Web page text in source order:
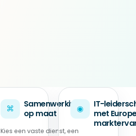
⌘
Samenwerking
op maat
Kies een vaste dienst, een
◉
IT-
met